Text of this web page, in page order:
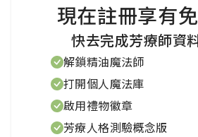
境、食品和鄉村事務部（
上的生命多樣性，包括所有植
及支持它們的自然生態系統。
果，物種通過適應其個體環境
其基因代碼繼承這些有益特徵。
現在註冊享有
快去完成芳療師資
解鎖精油魔法師
打開個人魔法庫
啟用禮物徽章
芳療人格測驗概念版